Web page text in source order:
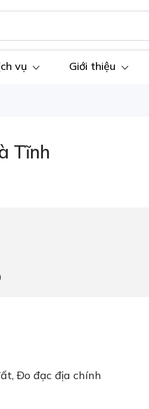
vụ Giới thiệu
Tĩnh
Đo đạc địa chính